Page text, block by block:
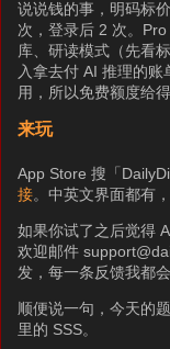
说说钱的事，明码标
次，登录后 2 次。
库、研读模式（先看
入拿去付 AI 推理的
用，所以免费额度给
来玩
App Store 搜「
接。中英文界面都有
如果你试了之后觉得
欢迎邮件
发，每一条反馈我都会
顺便说一句，今天的
里的 SSS。